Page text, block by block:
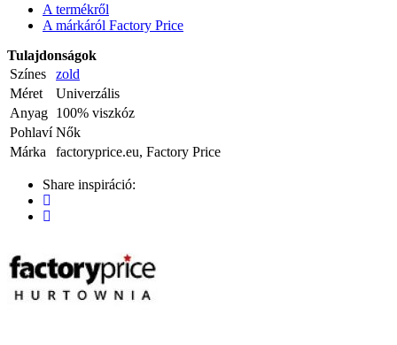
A termékről
A márkáról Factory Price
Tulajdonságok
Színes
zold
Méret
Univerzális
Anyag 100% viszkóz
Pohlaví Nők
Márka
factoryprice.eu, Factory Price
Share inspiráció: